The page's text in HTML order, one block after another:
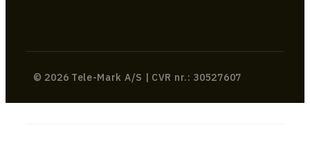
© 2026 Tele-Mark A/S | CVR nr.: 30527607